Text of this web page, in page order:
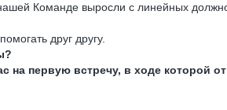
Команде выросли с линейных
друг другу.
на первую встречу, в ходе которой